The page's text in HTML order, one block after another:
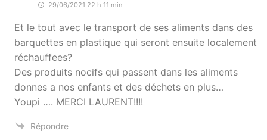
29/06/2021 22 h 11 min
Et le tout avec le transport de ses aliments dans des
barquettes en plastique qui seront ensuite localement
réchauffees?
Des produits nocifs qui passent dans les aliments
donnes a nos enfants et des déchets en plus…
Youpi …. MERCI LAURENT!!!!
Répondre